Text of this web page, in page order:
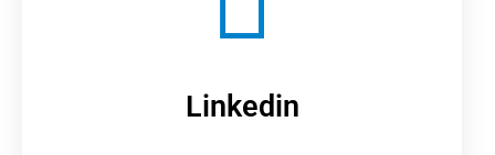
Linkedin